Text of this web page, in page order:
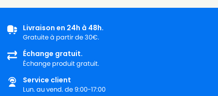
HOOVER
HOOVER JUNIOR652E
HOOVER
HOOVER JUNIOR652S
HOOVER
HOOVER
HOOVER JUNIOR912
Livraison en 24h à 48h.
Gratuite à partir de 30€.
Échange gratuit.
Échange produit gratuit.
Service client
Lun. au vend. de 9:00-17:00